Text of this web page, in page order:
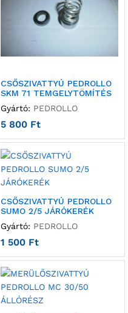
CSŐSZIVATTYÚ PEDROLLO
SKM 71 TEMGELYTÖMÍTÉS
Gyártó: PEDROLLO
5 800 Ft
CSŐSZIVATTYÚ PEDROLLO
SUMO 2/5 JÁRÓKERÉK
Gyártó: PEDROLLO
1 500 Ft